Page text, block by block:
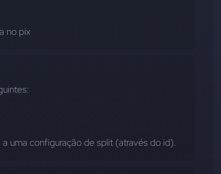
no pix
uma configuração de split (através do id).